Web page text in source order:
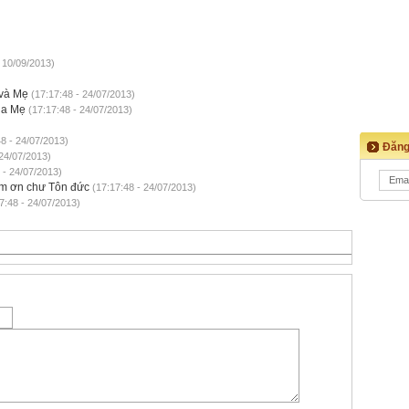
09/2013)
Mẹ (17:17:48 - 24/07/2013)
Mẹ (17:17:48 - 24/07/2013)
- 24/07/2013)
07/2013)
24/07/2013)
ơn chư Tôn đức (17:17:48 - 24/07/2013)
- 24/07/2013)